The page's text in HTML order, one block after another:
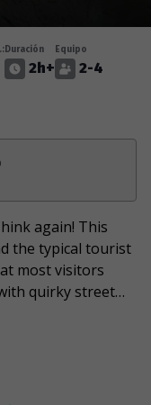
Duración
2h+
Equipo
2-4
again! This
the typical tourist
most visitors
quirky street
During the
and marvel
because of a
lying there.